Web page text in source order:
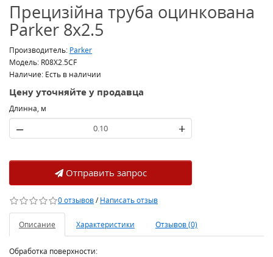
Прецизійна труба оцинкована
Parker 8x2.5
Производитель: Parker
Модель: R08X2.5CF
Наличие: Есть в наличии
Цену уточняйте у продавца
Длинна, м
– +
Отправить запрос
0 отзывов/Написать отзыв
Описание Характеристики Отзывов (0)
Обработка поверхности: